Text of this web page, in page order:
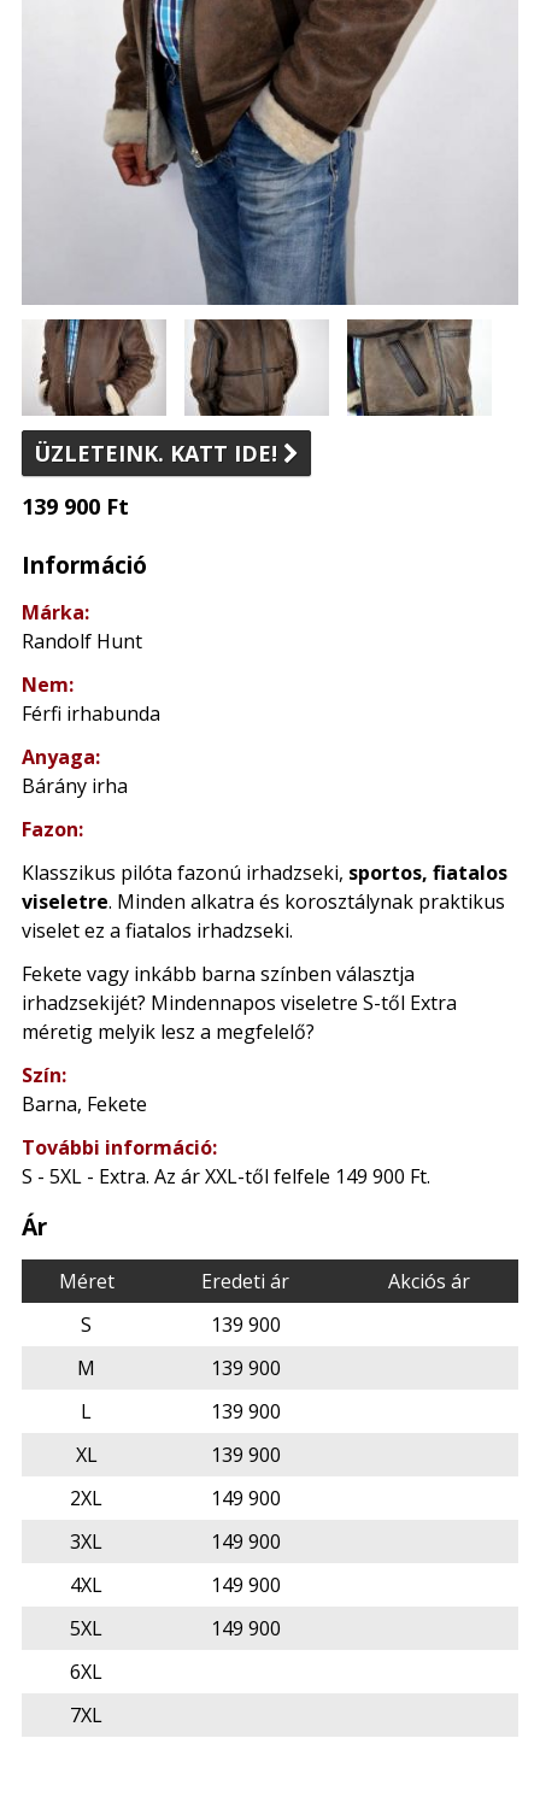
ÜZLETEINK. KATT IDE! 
139 900 Ft
Információ
Márka:
Randolf Hunt
Nem:
Férfi irhabunda
Anyaga:
Bárány irha
Fazon:
Klasszikus pilóta fazonú irhadzseki, sportos, fiatalos
viseletre. Minden alkatra és korosztálynak praktikus
viselet ez a fiatalos irhadzseki.
Fekete vagy inkább barna színben választja
irhadzsekijét? Mindennapos viseletre S-től Extra
méretig melyik lesz a megfelelő?
Szín:
Barna, Fekete
További információ:
S - 5XL - Extra. Az ár XXL-től felfele 149 900 Ft.
Ár
Méret Eredeti ár
Akciós ár
S
139 900
M
139 900
L
139 900
XL
139 900
2XL
149 900
3XL
149 900
4XL
149 900
5XL
149 900
6XL
7XL